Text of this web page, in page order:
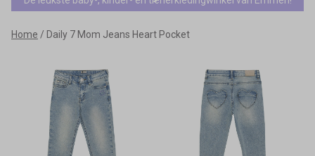
7
Mom
Jeans
Heart
Pocket
Home Daily 7 Mom Jeans Heart Pocket